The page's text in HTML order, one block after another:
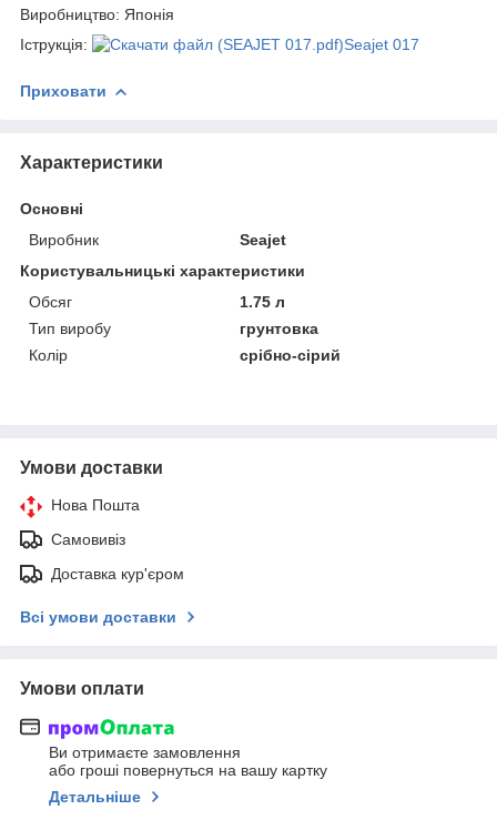
Виробництво: Японія
Іструкція:
Seajet 017
Приховати
Характеристики
Основні
Виробник
Seajet
Користувальницькі характеристики
Обсяг
1.75 л
Тип виробу
грунтовка
Колір
срібно-сірий
Умови доставки
Нова Пошта
Самовивіз
Доставка кур'єром
Всі умови доставки
Умови оплати
Ви отримаєте замовлення
або гроші повернуться на вашу картку
Детальніше